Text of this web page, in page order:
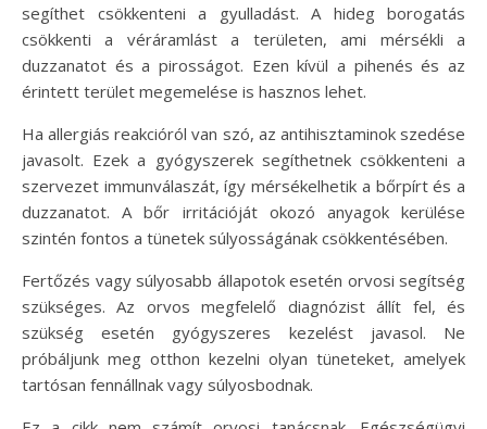
segíthet csökkenteni a gyulladást. A hideg borogatás
csökkenti a véráramlást a területen, ami mérsékli a
duzzanatot és a pirosságot. Ezen kívül a pihenés és az
érintett terület megemelése is hasznos lehet.
Ha allergiás reakcióról van szó, az antihisztaminok szedése
javasolt. Ezek a gyógyszerek segíthetnek csökkenteni a
szervezet immunválaszát, így mérsékelhetik a bőrpírt és a
duzzanatot. A bőr irritációját okozó anyagok kerülése
szintén fontos a tünetek súlyosságának csökkentésében.
Fertőzés vagy súlyosabb állapotok esetén orvosi segítség
szükséges. Az orvos megfelelő diagnózist állít fel, és
szükség esetén gyógyszeres kezelést javasol. Ne
próbáljunk meg otthon kezelni olyan tüneteket, amelyek
tartósan fennállnak vagy súlyosbodnak.